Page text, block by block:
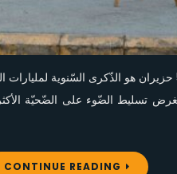
اليوم الوطنّي لحقوق الحيوان (نارد) الواقع في 5 حزيران
تسليط الضّوء على الضّحيّة
CONTINUE READING